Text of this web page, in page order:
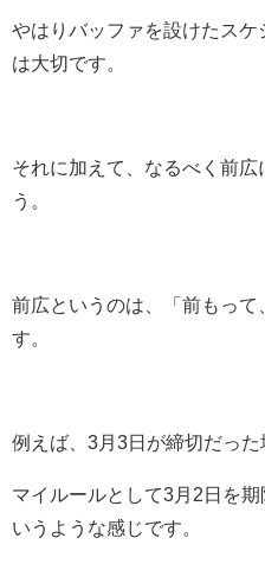
やはり バッファを設けたスケ
は大切です。
それに加えて、なるべく前広
う。
前広というのは、「前もっ
す。
例えば、3月3日が締切だった
マイルールとして3月2日を
いうような感じです。